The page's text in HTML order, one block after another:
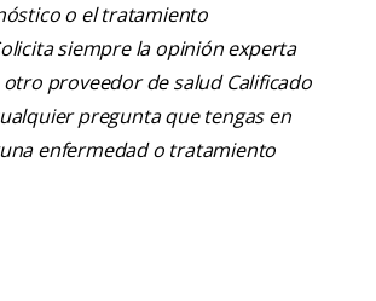
o el tratamiento
siempre la opinión experta
proveedor de salud Calificado
pregunta que tengas en
enfermedad o tratamiento